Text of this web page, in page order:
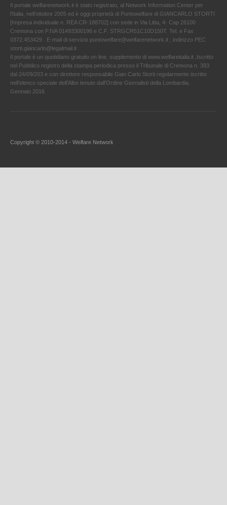
Il portale welfarenetwork.it è stato registrato, al Network Information Center per
l'Italia, nell’ottobre 2005 ed è oggi proprietà di Puntowelfare di GIANCARLO STORTI
[Impresa individuale n. REA CR-188702] con sede in Via Litta, 4- Cap 26100
Cremona con P.IVA 01493300196 e C.F. STRGCR51C10D150T. Tel. e Fax
0372.453429 . E-mail di servizio puntowelfare@welfarenetwork.it ; indirizzo PEC
storti.giancarlo@legalmail.it
Il portale è un quotidiano gratuito on line, supplemento di www.welfareitalia.it ,Iscritto
nel Pubblico registro della stampa periodica presso il Tribunale di Cremona n. 393
dal 24/09/203 e con direttore responsabile Gian Carlo Storti regolarmente iscritto
nell’elenco speciale dell’Albo tenuto dall’Ordine Giornalisti della Lombardia.
Gennaio 2016
Copyright © 2010-2014 - Welfare Network